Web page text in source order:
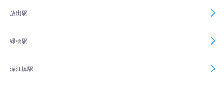
放出駅
緑橋駅
深江橋駅